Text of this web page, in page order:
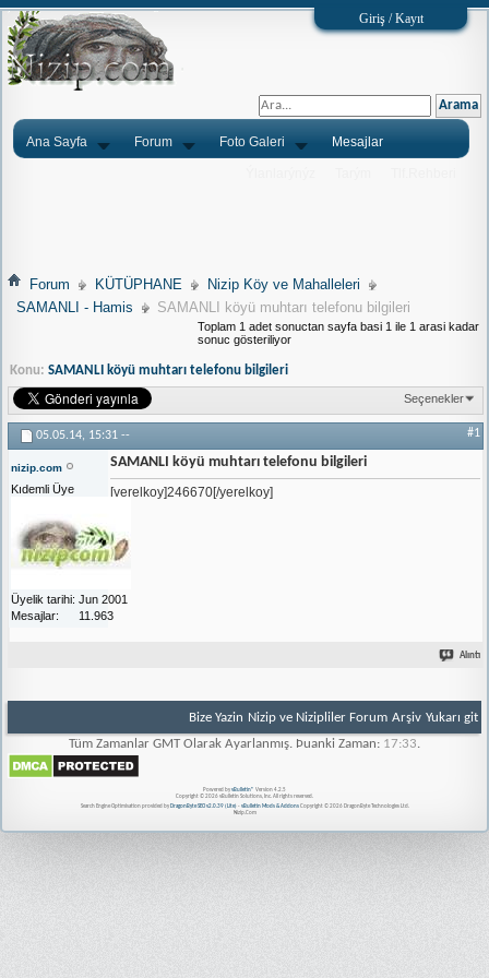
Giriş / Kayıt
Ana Sayfa Forum Foto Galeri Mesajlar
Forum KÜTÜPHANE
Nizip Köy ve Mahalleleri
SAMANLI - Hamis
SAMANLI köyü muhtarı telefonu bilgileri
Toplam 1 adet sonuctan sayfa basi 1 ile 1 arasi kadar
sonuc gösteriliyor
Konu: SAMANLI köyü muhtarı telefonu bilgileri
Seçenekler
05.05.14, 15:31 -- #1
nizip.com
Kıdemli Üye
Üyelik tarihi Jun 2001
Mesajlar
11.963
SAMANLI köyü muhtarı telefonu bilgileri
[yerelkoy]246670[/yerelkoy]
Alıntı
Bize Yazin Nizip ve Nizipliler Forum Arşiv Yukarı git
Tüm Zamanlar GMT Olarak Ayarlanmış. Þuanki Zaman: 17:33.
Powered by vBulletin® Version 4.2.5
Copyright © 2026 vBulletin Solutions, Inc. All rights reserved.
Search Engine Optimisation provided by DragonByte SEO v2.0.39 (Lite)- vBulletin Mods & AddonsCopyright © 2026 DragonByte Technologies Ltd.
Nizip.Com